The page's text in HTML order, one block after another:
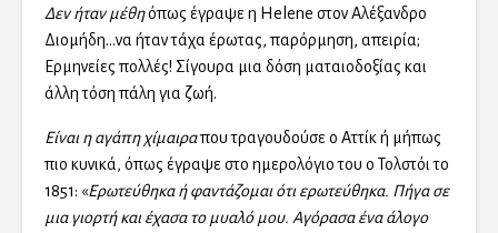
Δεν ήταν μέθηόπως έγραψε η Helene στον Αλέξανδρο
Διομήδη…να ήταν τάχα έρωτας, παρόρμηση, απειρία;
Ερμηνείες πολλές! Σίγουρα μια δόση ματαιοδοξίας και
άλλη τόση πάλη για ζωή.
Είναι η αγάπη χίμαιραπου τραγουδούσε ο Αττίκ ή μήπως
πιο κυνικά, όπως έγραψε στο ημερολόγιο του ο Τολστόι το
1851: «Ερωτεύθηκα ή φαντάζομαι ότι ερωτεύθηκα. Πήγα σε
μια γιορτή και έχασα το μυαλό μου. Αγόρασα ένα άλογο